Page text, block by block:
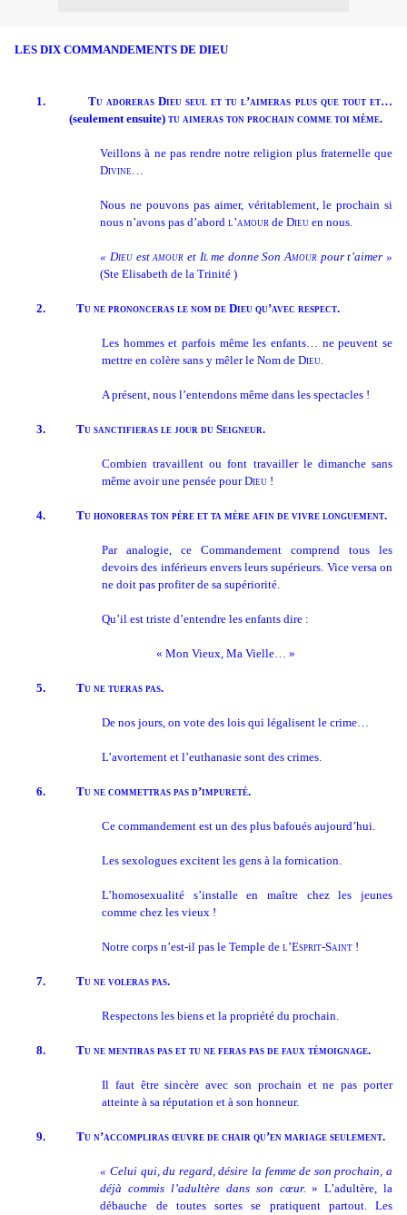
LES DIX COMMANDEMENTS DE DIEU
1. Tu adoreras Dieu seul et tu l’aimeras plus que tout et…
(seulement ensuite) tu aimeras ton prochain comme toi même.
Veillons à ne pas rendre notre religion plus fraternelle que
Divine…
Nous ne pouvons pas aimer, véritablement, le prochain si
nous n’avons pas d’abordl’amour deDieu en nous.
«Dieu estamour et Ilme donne SonAmour pour t’aimer »
(Ste Elisabeth de la Trinité )
2. Tu ne prononceras le nom de Dieu qu’avec respect.
Les hommes et parfois même les enfants… ne peuvent se
mettre en colère sans y mêler le Nom de Dieu.
A présent, nous l’entendons même dans les spectacles !
3. Tu sanctifieras le jour du Seigneur.
Combien travaillent ou font travailler le dimanche sans
même avoir une pensée pourDieu !
4. Tu honoreras ton père et ta mère afin de vivre longuement.
Par analogie, ce Commandement comprend tous les
devoirs des inférieurs envers leurs supérieurs. Vice versa on
ne doit pas profiter de sa supériorité.
Qu’il est triste d’entendre les enfants dire :
« Mon Vieux, Ma Vielle… »
5. Tu ne tueras pas.
De nos jours, on vote des lois qui légalisent le crime…
L’avortement et l’euthanasie sont des crimes.
6. Tu ne commettras pas d’impureté.
Ce commandement est un des plus bafoués aujourd’hui.
Les sexologues excitent les gens à la fornication.
L’homosexualité s’installe en maître chez les jeunes
comme chez les vieux !
Notre corps n’est-il pas le Temple de l’Esprit-Saint !
7. Tu ne voleras pas.
Respectons les biens et la propriété du prochain.
8. Tu ne mentiras pas et tu ne feras pas de faux témoignage.
Il faut être sincère avec son prochain et ne pas porter
atteinte à sa réputation et à son honneur.
9. Tu n’accompliras œuvre de chair qu’en mariage seulement.
« Celui qui, du regard, désire la femme de son prochain, a
déjà commis l’adultère dans son cœur. » L’adultère, la
débauche de toutes sortes se pratiquent partout. Les